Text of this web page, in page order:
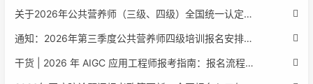
关于2026年公共营养师（三级、四级）全国统一认定报名的服务通知
通知：2026年第三季度公共营养师四级培训报名安排正式发布
干货 | 2026 年 AIGC 应用工程师报考指南：报名流程、学历要求、培训课程、就业方向全梳理